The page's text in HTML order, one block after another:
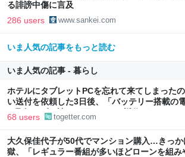
る誹謗中傷に言及
286 users www.sankei.com
いま人気の記事をもっと読む
いま人気の記事 - 暮らし
ホテルにタブレットPCを忘れて来てしまった
い送付を依頼した3日後、「バッテリー搭載の
が取扱わず、諦めて下さい」と返信がきた
68 users togetter.com
大久保佳代子が50代でマンション購入…きっ
獄、「レギュラー番組が多いほどローンを組み